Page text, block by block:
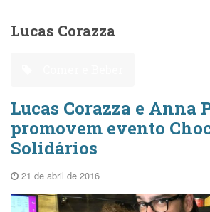
Lucas Corazza
Lucas Corazza e Anna
promovem evento
Solidários
21 de abril de 2016